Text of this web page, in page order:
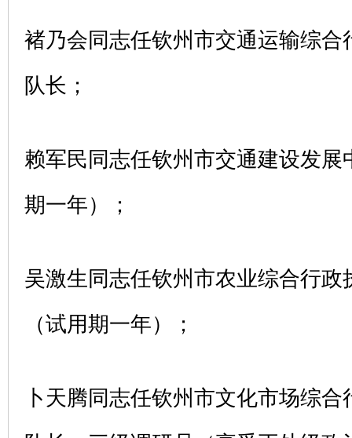
褚乃会同志任钦州市交通运输综合
队长；
赖军民同志任钦州市交通建设发展
期一年）；
吴激生同志任钦州市农业综合行政
（试用期一年）；
卜天腾同志任钦州市文化市场综